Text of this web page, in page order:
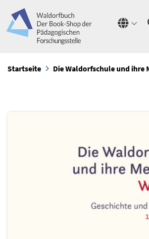
Startseite Die Waldorfschule und ihre